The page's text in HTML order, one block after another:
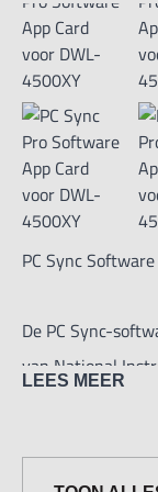
PC Sync Software
De PC Sync-
van National
LEES MEER